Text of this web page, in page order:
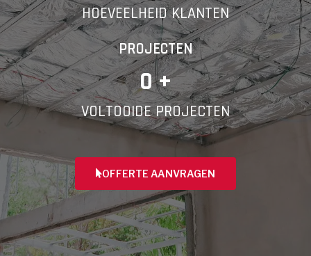
Vorige HOEVEELHEID KLANTEN
PROJECTEN
0 +
VOLTOOIDE PROJECTEN
OFFERTE AANVRAGEN